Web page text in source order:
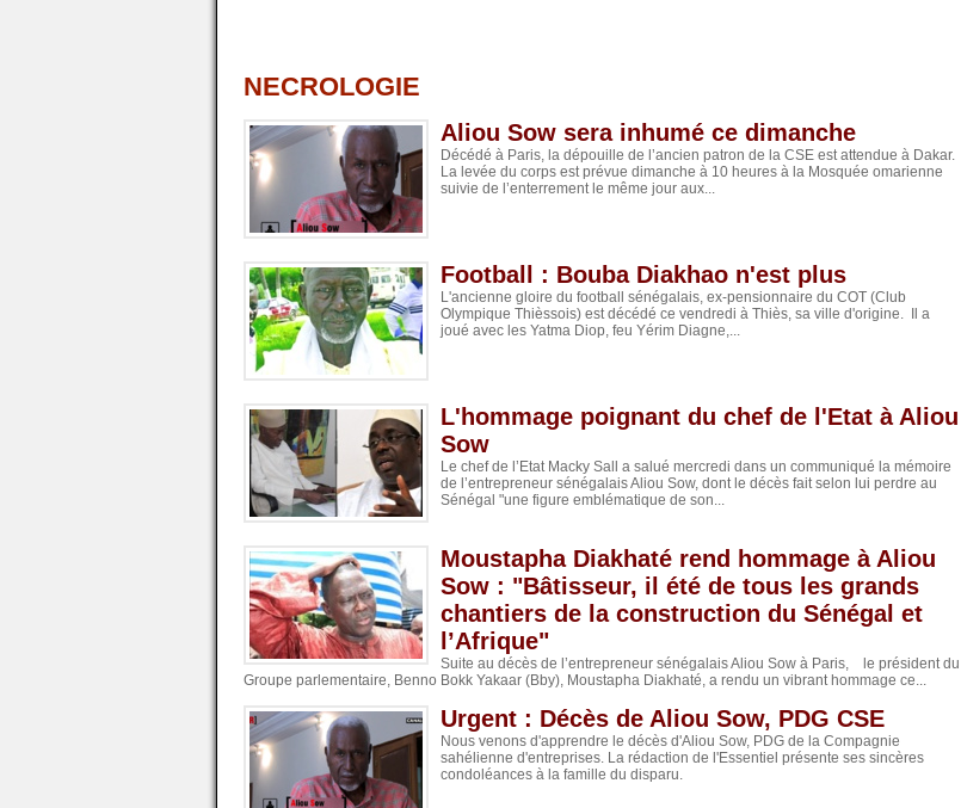
NECROLOGIE
Aliou Sow sera inhumé ce dimanche
Décédé à Paris, la dépouille de l’ancien patron de la CSE est attendue à Dakar.
La levée du corps est prévue dimanche à 10 heures à la Mosquée omarienne
suivie de l’enterrement le même jour aux...
Football : Bouba Diakhao n'est plus
L'ancienne gloire du football sénégalais, ex-pensionnaire du COT (Club
Olympique Thièssois) est décédé ce vendredi à Thiès, sa ville d'origine. Il a
joué avec les Yatma Diop, feu Yérim Diagne,...
L'hommage poignant du chef de l'Etat à Aliou
Sow
Le chef de l’Etat Macky Sall a salué mercredi dans un communiqué la mémoire
de l’entrepreneur sénégalais Aliou Sow, dont le décès fait selon lui perdre au
Sénégal "une figure emblématique de son...
Moustapha Diakhaté rend hommage à Aliou
Sow : "Bâtisseur, il été de tous les grands
chantiers de la construction du Sénégal et
l’Afrique"
Suite au décès de l’entrepreneur sénégalais Aliou Sow à Paris, le président du
Groupe parlementaire, Benno Bokk Yakaar (Bby), Moustapha Diakhaté, a rendu un vibrant hommage ce...
Urgent : Décès de Aliou Sow, PDG CSE
Nous venons d'apprendre le décès d'Aliou Sow, PDG de la Compagnie
sahélienne d'entreprises. La rédaction de l'Essentiel présente ses sincères
condoléances à la famille du disparu.